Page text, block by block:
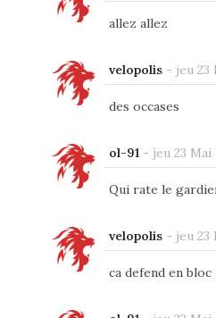
allez allez
velopolis- jeu 23
des occases
ol-91- jeu 23 Mai
Qui rate le
velopolis- jeu 23
ca defend en